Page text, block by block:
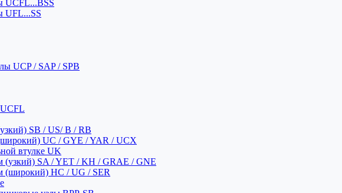
UCFL...BSS
UFL...SS
UCP / SAP / SPB
SB / US/ B / RB
UC / GYE / YAR / UCX
втулке UK
(узкий) SA / YET / KH / GRAE / GNE
(широкий) HC / UG / SER